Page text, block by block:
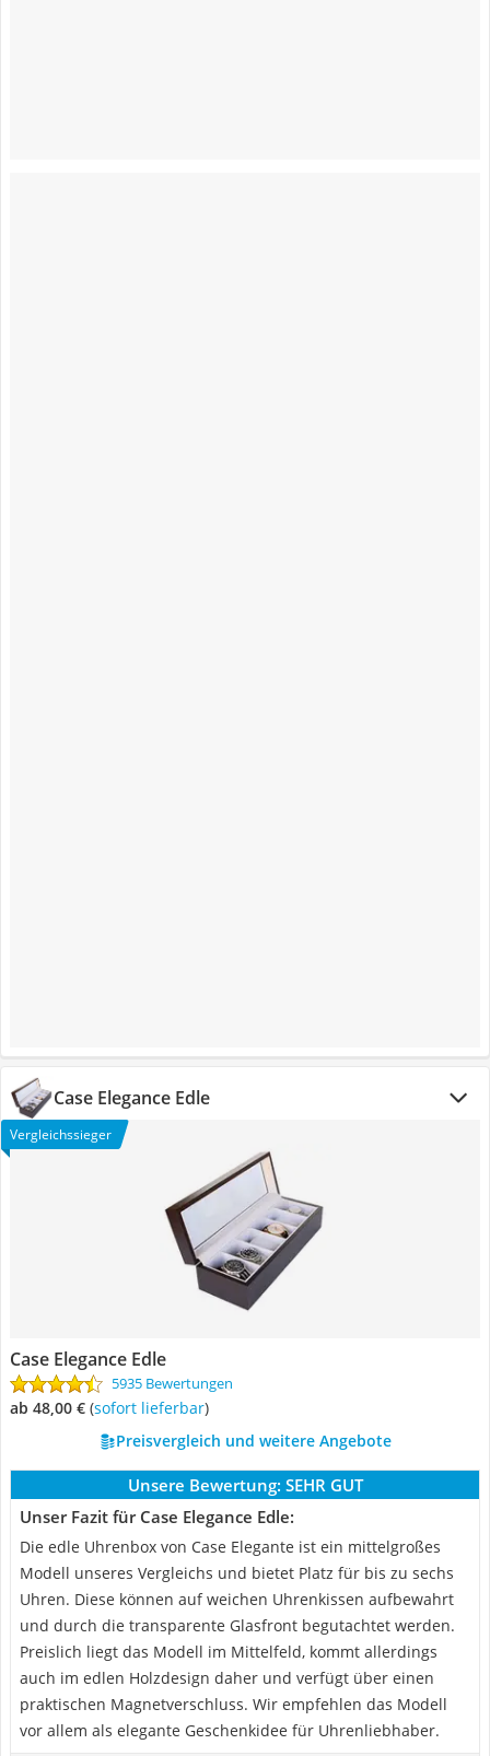
Case Elegance Edle
Vergleichssieger
Case Elegance Edle
5935 Bewertungen
ab 48,00 € ( Sofort lieferbar)
Preisvergleich und weitere Angebote
Unsere Bewertung: SEHR GUT
Unser Fazit für Case Elegance Edle:
Die edle Uhrenbox von Case Elegante ist ein mittelgroßes
Modell unseres Vergleichs und bietet Platz für bis zu sechs
Uhren. Diese können auf weichen Uhrenkissen aufbewahrt
und durch die transparente Glasfront begutachtet werden.
Preislich liegt das Modell im Mittelfeld, kommt allerdings
auch im edlen Holzdesign daher und verfügt über einen
praktischen Magnetverschluss. Wir empfehlen das Modell
vor allem als elegante Geschenkidee für Uhrenliebhaber.